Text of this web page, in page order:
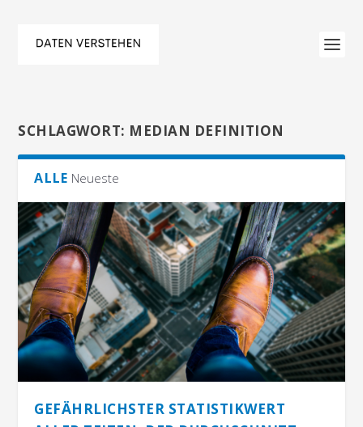
SCHLAGWORT: MEDIAN DEFINITION
ALLE Neueste
GEFÄHRLICHSTER STATISTIKWERT